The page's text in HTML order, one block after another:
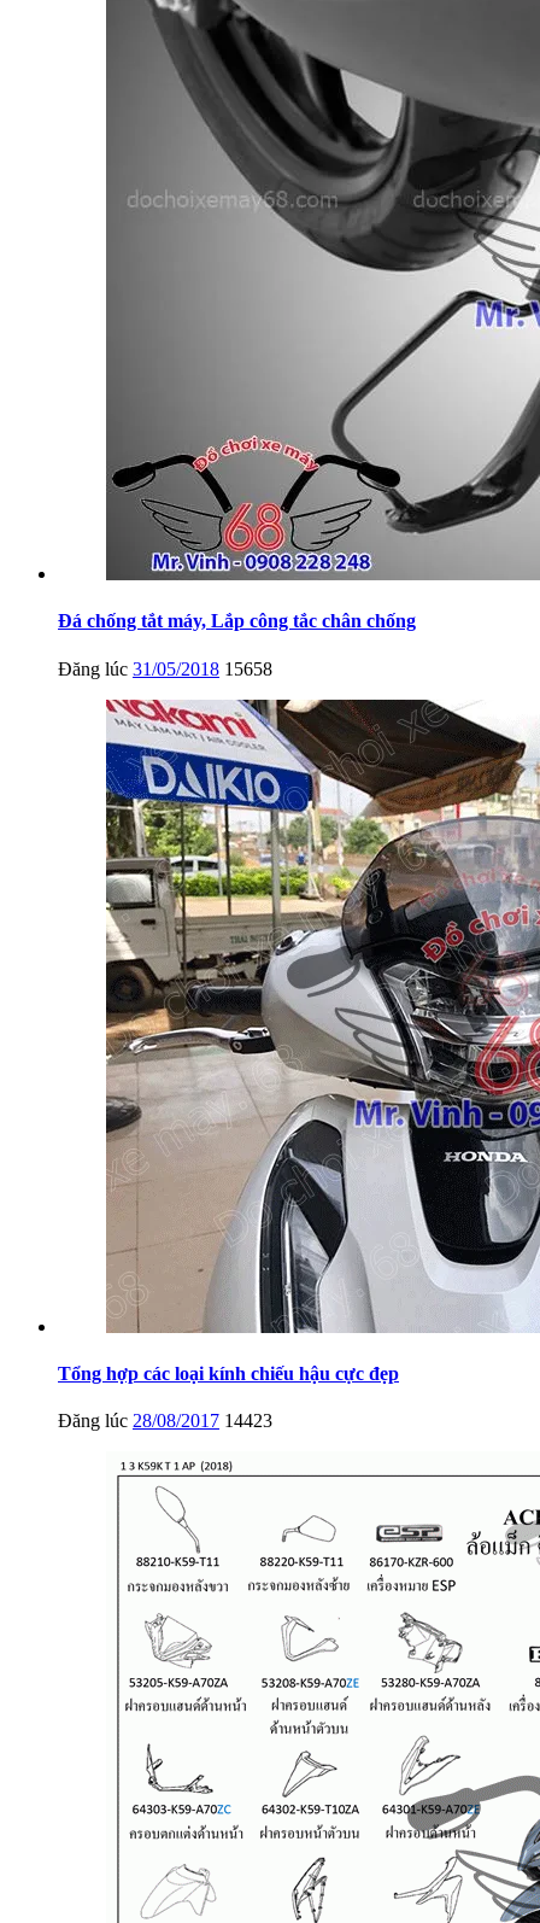
Đá chống tắt máy, Lắp công tắc chân chống
Đăng lúc 31/05/2018 15658
Tổng hợp các loại kính chiếu hậu cực đẹp
Đăng lúc 28/08/2017 14423